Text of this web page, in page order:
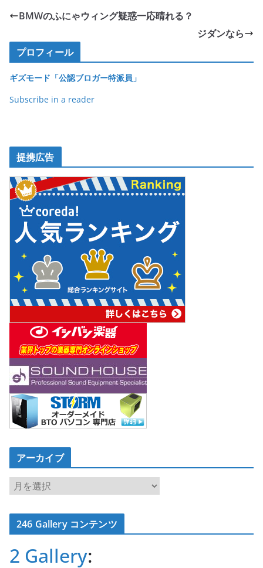
e
o
o
k
er et
BMWのふにゃウィング疑惑一応晴れる？
ジダンなら
プロフィール
ギズモード「公認ブロガー特派員」
Subscribe in a reader
提携広告
アーカイブ
ア
ー
カ
イ246 Gallery コンテンツ
2 Gallery: